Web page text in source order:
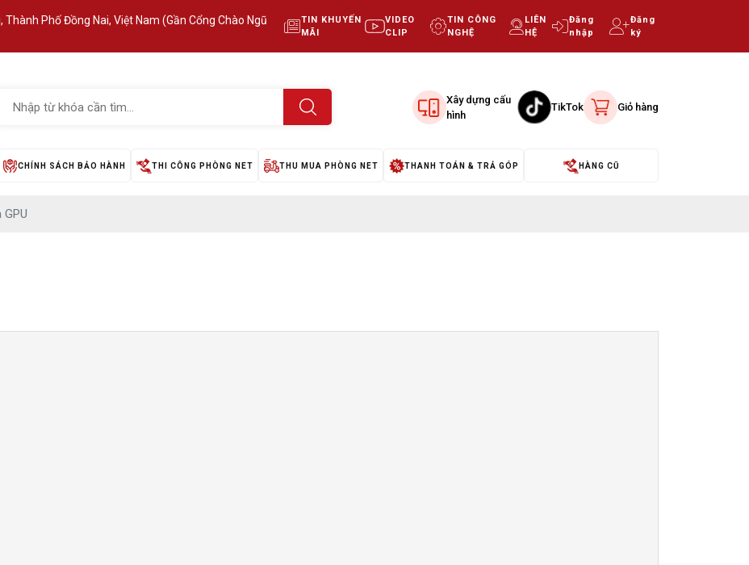
Phố Đồng Nai, Việt Nam (Gần Cổng Chào Ngũ
TIN KHUYẾN
MÃI
VIDEO
CLIP
TIN CÔNG
NGHỆ
LIÊN
HỆ
Đăng
nhập
Đăng
ký
Xây dựng cấu
hình
TikTok Giỏ hàng
CHÍNH SÁCH BẢO HÀNH THI CÔNG PHÒNG NET THU MUA PHÒNG NET THANH TOÁN & TRẢ GÓP HÀNG CŨ